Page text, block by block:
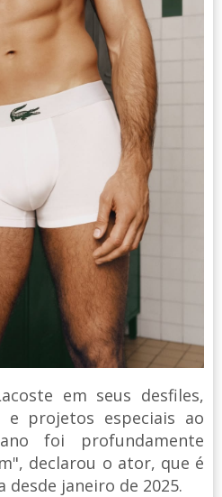
em seus desfiles,
e projetos especiais ao
foi profundamente
declarou o ator, que é
desde janeiro de 2025.